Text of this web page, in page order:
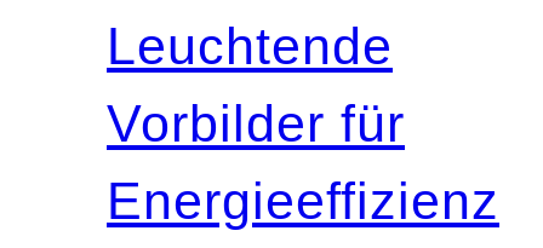
Leuchtende
Vorbilder für
Energieeffizienz